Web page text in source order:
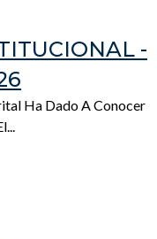
-
Ha Dado A Conocer